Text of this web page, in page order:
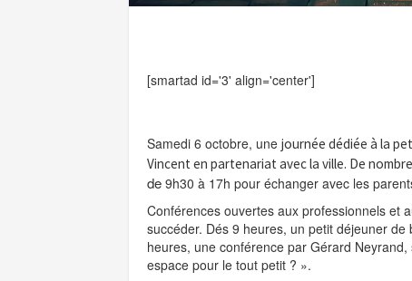
[smartad id='3' align='center']
Samedi 6 octobre, une journée dédiée à la
Vincent en partenariat avec la ville. De
de 9h30 à 17h pour échanger avec les
Conférences ouvertes aux professionnels et
succéder. Dés 9 heures, un petit déjeuner
heures, une conférence par Gérard
espace pour le tout petit ? ».